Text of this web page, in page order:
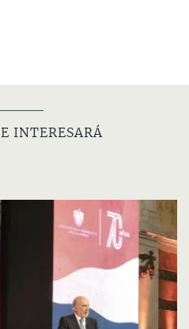
INTERESARÁ